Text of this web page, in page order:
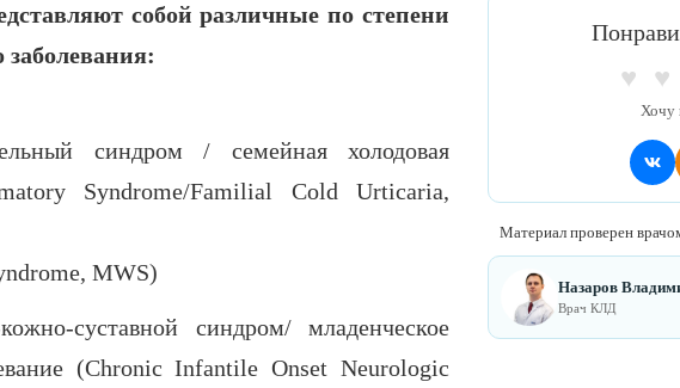
собой различные по степени
синдром / семейная холодовая
Syndrome/Familial Cold Urticaria,
MWS)
суставной синдром/ младенческое
(Chronic Infantile Onset Neurologic
♥ ♥
Хочу
Материал проверен
Назаров
Врач КЛД